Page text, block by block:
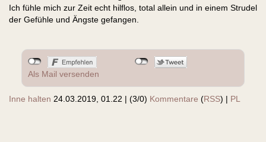
Ich fühle mich zur Zeit echt hilflos, total allein und in einem Strudel
der Gefühle und Ängste gefangen.
Als Mail versenden
Inne halten 24.03.2019, 01.22 | (3/0) Kommentare (RSS) | PL